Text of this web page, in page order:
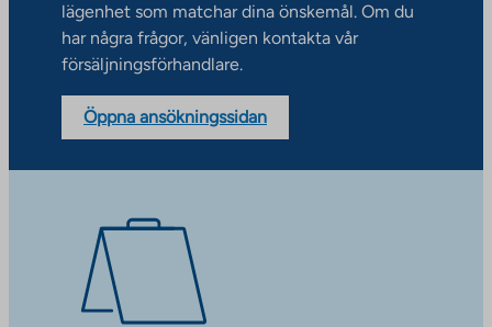
lägenhet som matchar dina önskemål. Om du
har några frågor, vänligen kontakta vår
försäljningsförhandlare.
Öppna ansökningssidan